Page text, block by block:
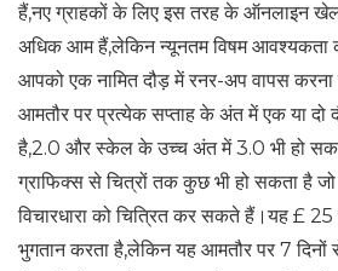
हैं,नए ग्राहकों के लिए इस तरह के ऑनलाइन
अधिक आम हैं,लेकिन न्यूनतम विषम आवश्यकता
आपको एक नामित दौड़ में रनर-अप वापस
आमतौर पर प्रत्येक सप्ताह के अंत में एक या दो
है,2.0 और स्केल के उच्च अंत में 3.0 भी हो
ग्राफिक्स से चित्रों तक कुछ भी हो सकता है
विचारधारा को चित्रित कर सकते हैं।यह £
भुगतान करता है,लेकिन यह आमतौर पर 7 दिनों